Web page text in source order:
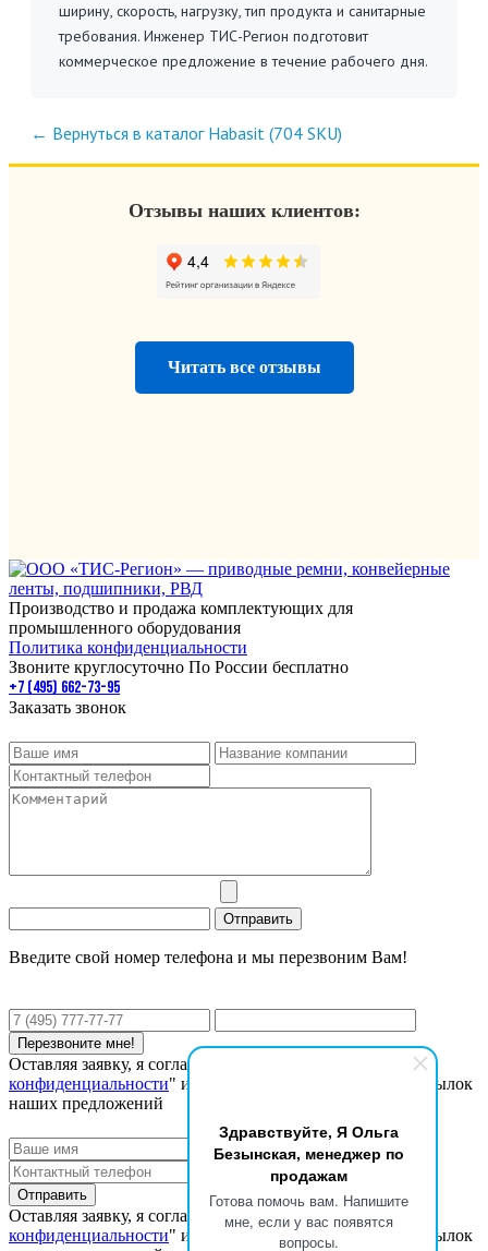
Здравствуйте, Я Ольга
Безынская, менеджер по
продажам
Готова помочь вам. Напишите
мне, если у вас появятся
вопросы.
ширину, скорость, нагрузку, тип продукта и санитарные
требования. Инженер ТИС-Регион подготовит
коммерческое предложение в течение рабочего дня.
← Вернуться в каталог Habasit (704 SKU)
Отзывы наших клиентов:
Читать все отзывы
Производство и продажа комплектующих для
промышленного оборудования
Политика конфиденциальности
Звоните круглосуточно По России бесплатно
+7 (495) 662-73-95
Заказать звонок
Введите свой номер телефона и мы перезвоним Вам!
Оставляя заявку, я соглашаюсь с "
конфиденциальности" и даю согласие на получение рассылок
наших предложений
Оставляя заявку, я соглашаюсь с "Политикой
конфиденциальности" и даю согласие на получение рассылок